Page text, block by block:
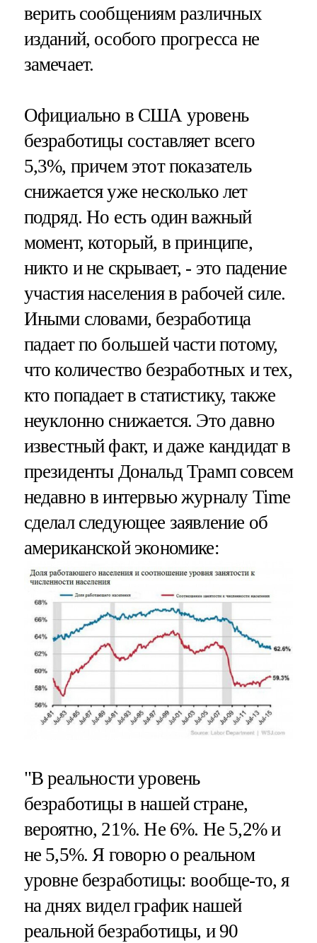
верить сообщениям различных
изданий, особого прогресса не
замечает.
Официально в США уровень
безработицы составляет всего
5,3%, причем этот показатель
снижается уже несколько лет
подряд. Но есть один важный
момент, который, в принципе,
никто и не скрывает, - это падение
участия населения в рабочей силе.
Иными словами, безработица
падает по большей части потому,
что количество безработных и тех,
кто попадает в статистику, также
неуклонно снижается. Это давно
известный факт, и даже кандидат в
президенты Дональд Трамп совсем
недавно в интервью журналу Time
сделал следующее заявление об
американской экономике:
"В реальности уровень
безработицы в нашей стране,
вероятно, 21%. Не 6%. Не 5,2% и
не 5,5%. Я говорю о реальном
уровне безработицы: вообще-то, я
на днях видел график нашей
реальной безработицы, и 90